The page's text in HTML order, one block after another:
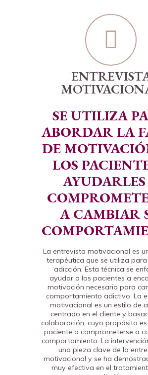
SE UTILIZA
ABORDAR LA
DE
LOS
A CAMBIAR
La entrevista motivacional es
terapéutica que se utiliza
adicción. Esta técnica se
ayudar a los pacientes a
motivación necesaria para
comportamiento adictivo. La
motivacional es un estilo de
centrado en el cliente y
colaboración, cuyo propósito
paciente a comprometerse a
comportamiento. La
una pieza clave de la
motivacional y se ha
muy efectiva en el